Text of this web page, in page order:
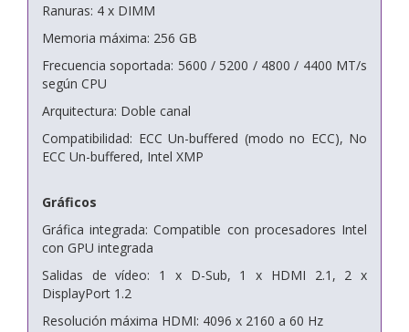
Ranuras: 4 x DIMM
Memoria máxima: 256 GB
Frecuencia soportada: 5600 / 5200 / 4800 / 4400 MT/s
según CPU
Arquitectura: Doble canal
Compatibilidad: ECC Un-buffered (modo no ECC), No
ECC Un-buffered, Intel XMP
Gráficos
Gráfica integrada: Compatible con procesadores Intel
con GPU integrada
Salidas de vídeo: 1 x D-Sub, 1 x HDMI 2.1, 2 x
DisplayPort 1.2
Resolución máxima HDMI: 4096 x 2160 a 60 Hz